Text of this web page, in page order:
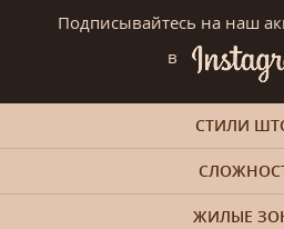
Подписывайтесь на наш
в
СТИЛИ
ЖИЛЫЕ